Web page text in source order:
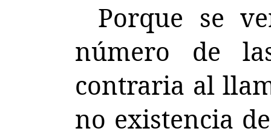
Porque se
número de
contraria al
no existencia